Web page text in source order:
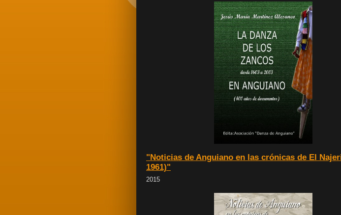
"Noticias de Anguiano en las crónicas de El
1961)"
2015